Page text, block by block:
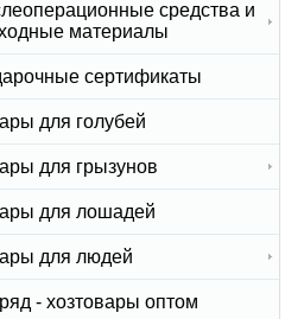
средства и
материалы
сертификаты
для голубей
для грызунов
для лошадей
для людей
- хозтовары оптом